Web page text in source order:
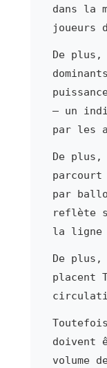
dans la
joueurs
De plus,
— un
par les
De
parcourt
par
reflète
la ligne
De plus,
placent
doivent
volume